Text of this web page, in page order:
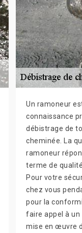
Un ramoneur
connaissance
débistrage de
cheminée. La
ramoneur
terme de
Pour votre
chez vous
pour la
faire appel à
mise en œuvre